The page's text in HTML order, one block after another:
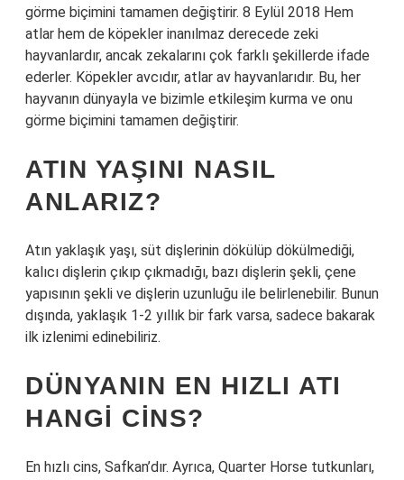
görme biçimini tamamen değiştirir. 8 Eylül 2018 Hem
atlar hem de köpekler inanılmaz derecede zeki
hayvanlardır, ancak zekalarını çok farklı şekillerde ifade
ederler. Köpekler avcıdır, atlar av hayvanlarıdır. Bu, her
hayvanın dünyayla ve bizimle etkileşim kurma ve onu
görme biçimini tamamen değiştirir.
ATIN YAŞINI NASIL
ANLARIZ?
Atın yaklaşık yaşı, süt dişlerinin dökülüp dökülmediği,
kalıcı dişlerin çıkıp çıkmadığı, bazı dişlerin şekli, çene
yapısının şekli ve dişlerin uzunluğu ile belirlenebilir. Bunun
dışında, yaklaşık 1-2 yıllık bir fark varsa, sadece bakarak
ilk izlenimi edinebiliriz.
DÜNYANIN EN HIZLI ATI
HANGI CINS?
En hızlı cins, Safkan’dır. Ayrıca, Quarter Horse tutkunları,